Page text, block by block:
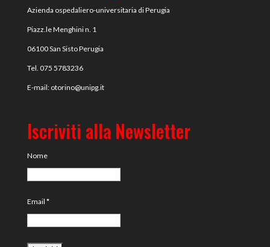
Azienda ospedaliero-universitaria di Perugia
Piazz.le Menghini n. 1
06100 San Sisto Perugia
Tel. 075 5783236
E-mail: otorino@unipg.it
Iscriviti alla Newsletter
Nome
Email *